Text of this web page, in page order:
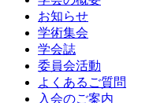
お知らせ
学術集会
学会誌
委員会活動
よくあるご質問
入会のご案内